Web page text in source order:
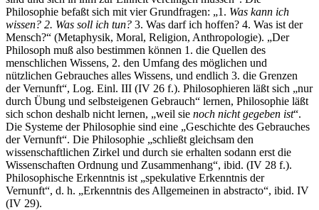
Philosophie befaßt sich mit vier Grundfragen: „1. Was kann ich
wissen? 2. Was soll ich tun? 3. Was darf ich hoffen? 4. Was ist der
Mensch?“ (Metaphysik, Moral, Religion, Anthropologie). „Der
Philosoph muß also bestimmen können 1. die Quellen des
menschlichen Wissens, 2. den Umfang des möglichen und
nützlichen Gebrauches alles Wissens, und endlich 3. die Grenzen
der Vernunft“, Log. Einl. III (IV 26 f.). Philosophieren läßt sich „nur
durch Übung und selbsteigenen Gebrauch“ lernen, Philosophie läßt
sich schon deshalb nicht lernen, „weil sie noch nicht gegeben ist“.
Die Systeme der Philosophie sind eine „Geschichte des Gebrauches
der Vernunft“. Die Philosophie „schließt gleichsam den
wissenschaftlichen Zirkel und durch sie erhalten sodann erst die
Wissenschaften Ordnung und Zusammenhang“, ibid. (IV 28 f.).
Philosophische Erkenntnis ist „spekulative Erkenntnis der
Vernunft“, d. h. „Erkenntnis des Allgemeinen in abstracto“, ibid. IV
(IV 29).